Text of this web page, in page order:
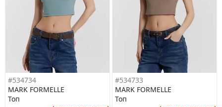
#534734
MARK FORMELLE
Топ
#534733
MARK FORMELLE
Топ